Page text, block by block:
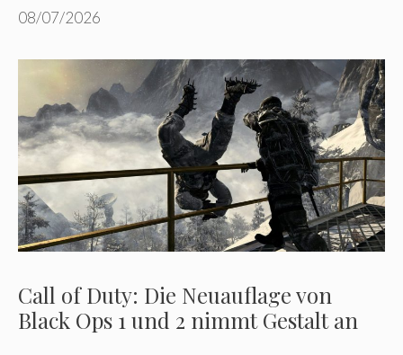
08/07/2026
Call of Duty: Die Neuauflage von
Black Ops 1 und 2 nimmt Gestalt an